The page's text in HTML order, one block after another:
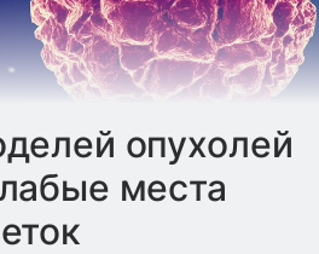
опухолей
места